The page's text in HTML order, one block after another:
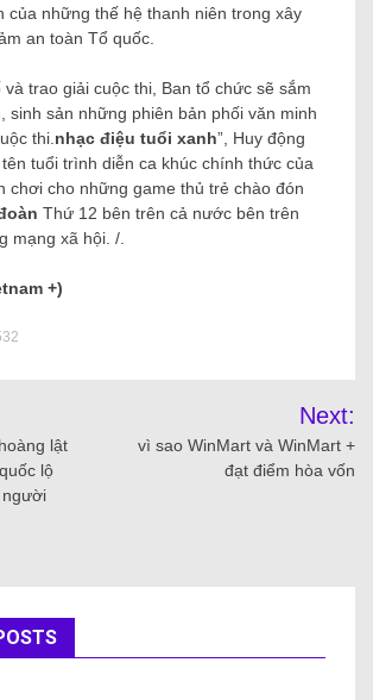
của những thế hệ thanh niên trong xây
an toàn Tổ quốc.
và trao giải cuộc thi, Ban tổ chức sẽ sắm
sinh sản những phiên bản phối văn minh
thi.nhạc điệu tuổi xanh”, Huy động
tuổi trình diễn ca khúc chính thức của
chơi cho những game thủ trẻ chào đón
Thứ 12 bên trên cả nước bên trên
mạng xã hội. /.
+)
lật
lộ
người
Next:
vì sao WinMart và WinMart +
đạt điểm hòa vốn